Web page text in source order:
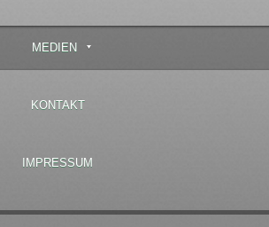
MEDIEN
KONTAKT
IMPRESSUM